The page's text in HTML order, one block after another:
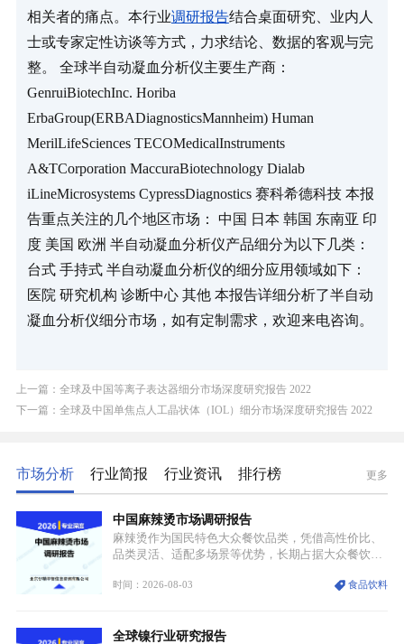
相关者的痛点。本行业调研报告结合桌面研究、业内人
士或专家定性访谈等方式，力求结论、数据的客观与完
整。 全球半自动凝血分析仪主要生产商：
GenruiBiotechInc. Horiba
ErbaGroup(ERBADiagnosticsMannheim) Human
MerilLifeSciences TECOMedicalInstruments
A&TCorporation MaccuraBiotechnology Dialab
iLineMicrosystems CypressDiagnostics 赛科希德科技 本报
告重点关注的几个地区市场： 中国 日本 韩国 东南亚 印
度 美国 欧洲 半自动凝血分析仪产品细分为以下几类：
台式 手持式 半自动凝血分析仪的细分应用领域如下：
医院 研究机构 诊断中心 其他 本报告详细分析了半自动
凝血分析仪细分市场，如有定制需求，欢迎来电咨询。
上一篇：全球及中国等离子表达器细分市场深度研究报告 2022
下一篇：全球及中国单焦点人工晶状体（IOL）细分市场深度研究报告 2022
市场分析 行业简报 行业资讯 排行榜 更多
中国麻辣烫市场调研报告
麻辣烫作为国民特色大众餐饮品类，凭借高性价比、
品类灵活、适配多场景等优势，长期占据大众餐饮重
型，叠加消费需求升级、线上流量变革、新零售业态
特点，在消费、创业、政策、技术多重驱动下，依旧
时间：2026-08-03 食品饮料
全球镍行业研究报告